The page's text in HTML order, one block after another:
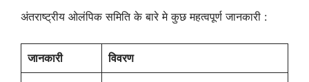
अंतराष्ट्रीय ओलंपिक समिति के बारे मे कुछ महत्वपूर्ण जानकारी :
जानकारी विवरण